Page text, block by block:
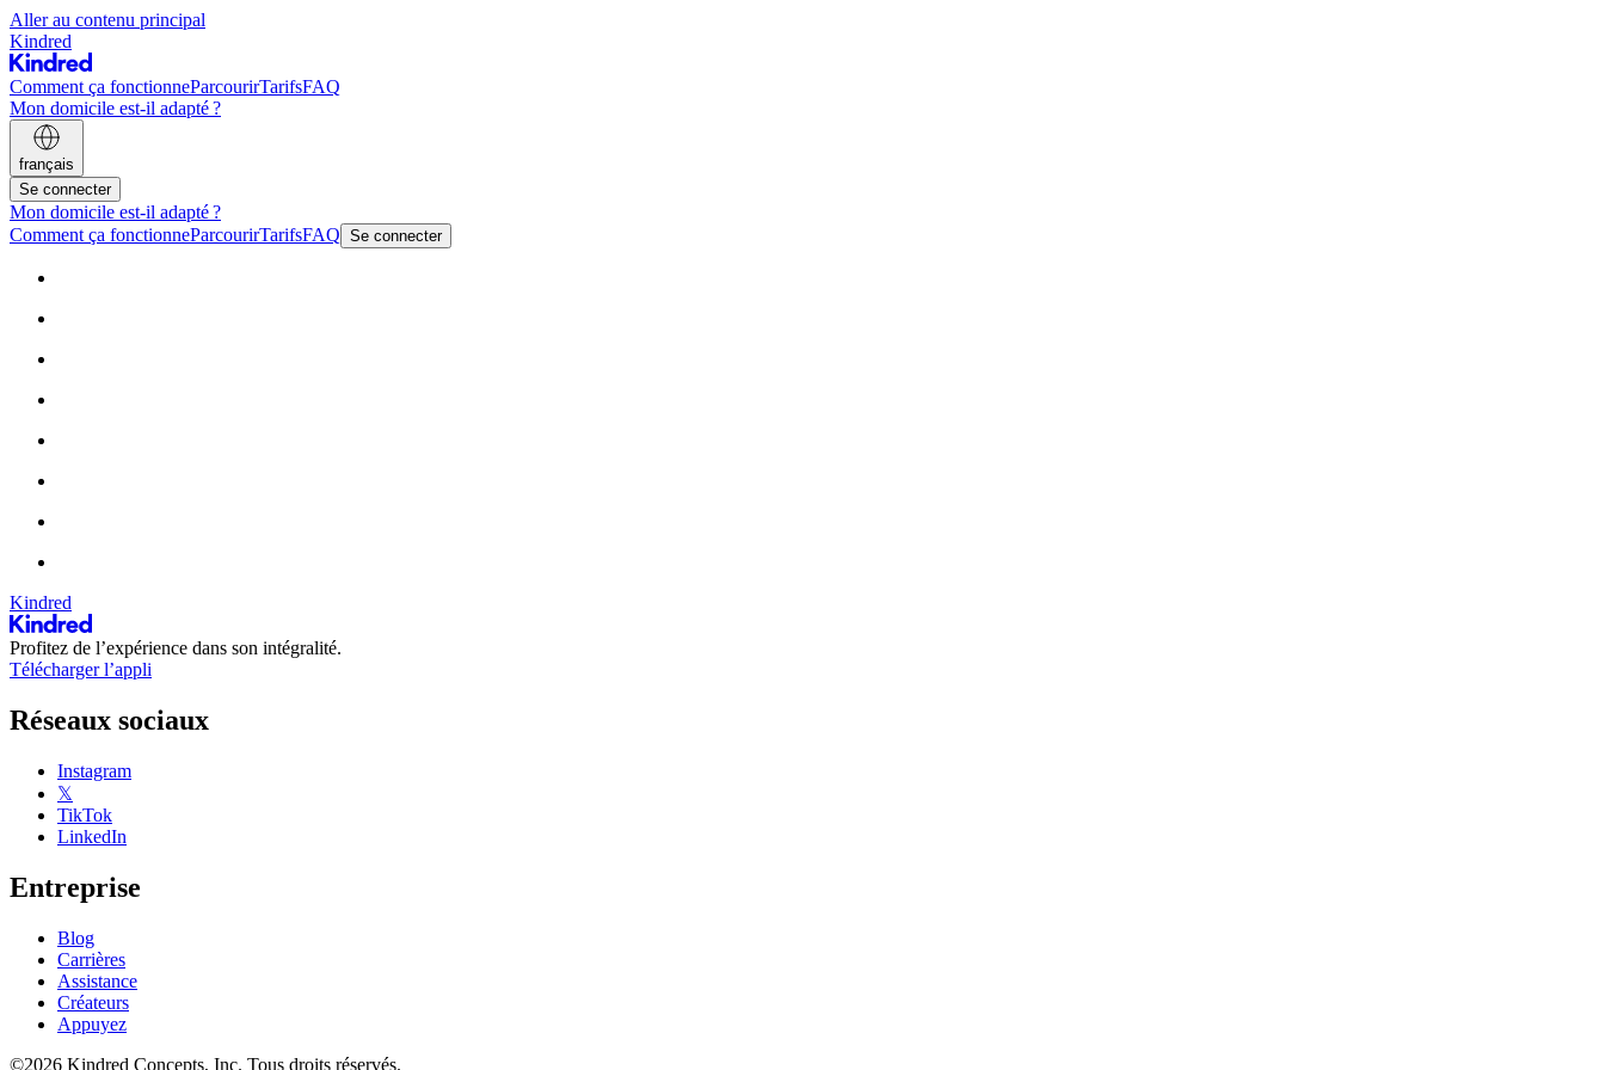
Aller au contenu principal
Kindred
Comment ça fonctionneParcourirTarifsFAQ
Mon domicile est-il adapté ?
français
Se connecter
Mon domicile est-il adapté ?
Comment ça fonctionneParcourirTarifsFAQ Se connecter
Kindred
Profitez de l’expérience dans son intégralité.
Télécharger l’appli
Réseaux sociaux
Instagram
𝕏
TikTok
LinkedIn
Entreprise
Blog
Carrières
Assistance
Créateurs
Appuyez
©2026 Kindred Concepts, Inc. Tous droits réservés.